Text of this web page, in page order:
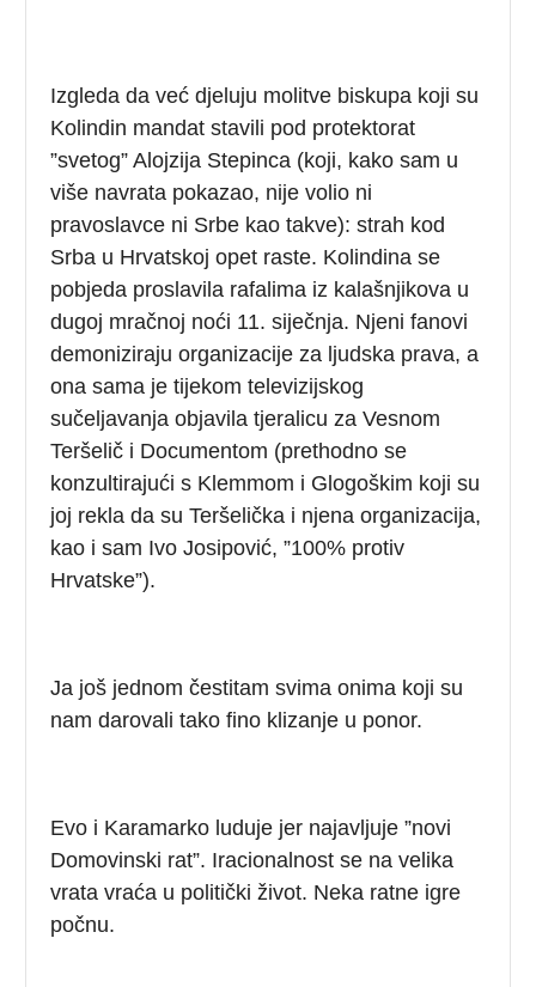
Izgleda da već djeluju molitve biskupa koji su
Kolindin mandat stavili pod protektorat
”svetog” Alojzija Stepinca (koji, kako sam u
više navrata pokazao, nije volio ni
pravoslavce ni Srbe kao takve): strah kod
Srba u Hrvatskoj opet raste. Kolindina se
pobjeda proslavila rafalima iz kalašnjikova u
dugoj mračnoj noći 11. siječnja. Njeni fanovi
demoniziraju organizacije za ljudska prava, a
ona sama je tijekom televizijskog
sučeljavanja objavila tjeralicu za Vesnom
Teršelič i Documentom (prethodno se
konzultirajući s Klemmom i Glogoškim koji su
joj rekla da su Teršelička i njena organizacija,
kao i sam Ivo Josipović, ”100% protiv
Hrvatske”).
Ja još jednom čestitam svima onima koji su
nam darovali tako fino klizanje u ponor.
Evo i Karamarko luduje jer najavljuje ”novi
Domovinski rat”. Iracionalnost se na velika
vrata vraća u politički život. Neka ratne igre
počnu.